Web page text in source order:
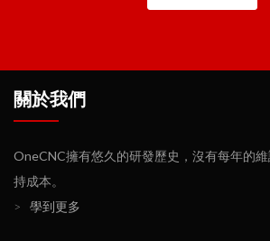
關於我們
OneCNC擁有悠久的研發歷史，沒有每年的
持成本。
>
學到更多